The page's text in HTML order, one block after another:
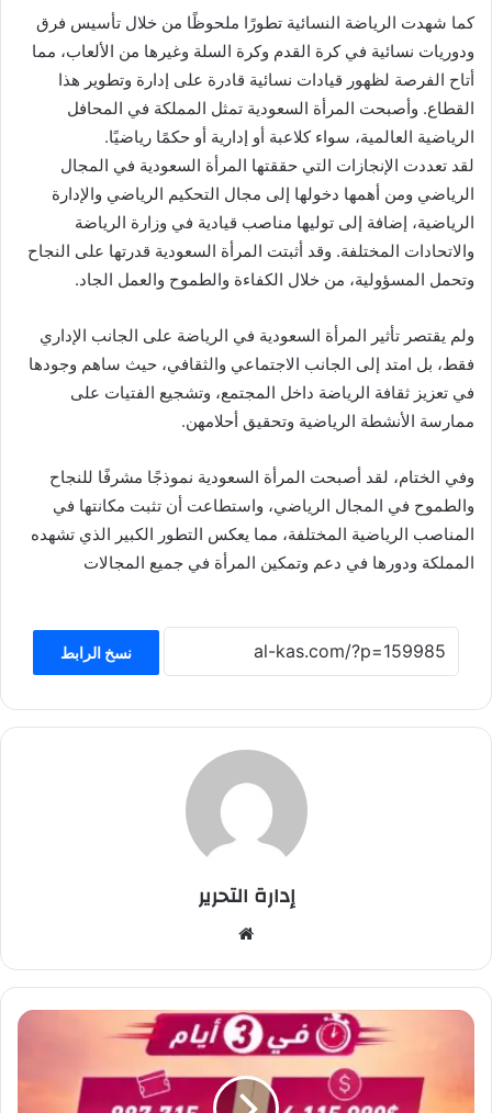
كما شهدت الرياضة النسائية تطورًا ملحوظًا من خلال تأسيس فرق
ودوريات نسائية في كرة القدم وكرة السلة وغيرها من الألعاب، مما
أتاح الفرصة لظهور قيادات نسائية قادرة على إدارة وتطوير هذا
القطاع. وأصبحت المرأة السعودية تمثل المملكة في المحافل
الرياضية العالمية، سواء كلاعبة أو إدارية أو حكمًا رياضيًا.
لقد تعددت الإنجازات التي حققتها المرأة السعودية في المجال
الرياضي ومن أهمها دخولها إلى مجال التحكيم الرياضي والإدارة
الرياضية، إضافة إلى توليها مناصب قيادية في وزارة الرياضة
والاتحادات المختلفة. وقد أثبتت المرأة السعودية قدرتها على النجاح
وتحمل المسؤولية، من خلال الكفاءة والطموح والعمل الجاد.
ولم يقتصر تأثير المرأة السعودية في الرياضة على الجانب الإداري
فقط، بل امتد إلى الجانب الاجتماعي والثقافي، حيث ساهم وجودها
في تعزيز ثقافة الرياضة داخل المجتمع، وتشجيع الفتيات على
ممارسة الأنشطة الرياضية وتحقيق أحلامهن.
وفي الختام، لقد أصبحت المرأة السعودية نموذجًا مشرفًا للنجاح
والطموح في المجال الرياضي، واستطاعت أن تثبت مكانتها في
المناصب الرياضية المختلفة، مما يعكس التطور الكبير الذي تشهده
المملكة ودورها في دعم وتمكين المرأة في جميع المجالات
نسخ الرابط
إدارة التحرير
الوي
ب
ف